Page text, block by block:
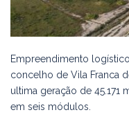
Empreendimento
concelho de Vila Franca
ultima geração de 45.171
em seis módulos.